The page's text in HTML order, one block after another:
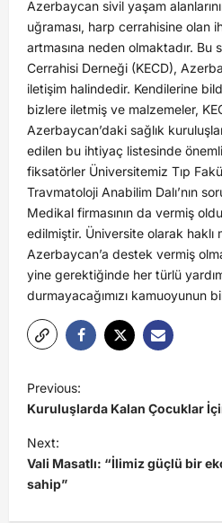
Azerbaycan sivil yaşam
uğraması, harp cerrahisine olan
artmasına neden olmaktadır. Bu
Cerrahisi Derneği (KECD),
iletişim halindedir. Kendilerine
bizlere iletmiş ve malzemeler,
Azerbaycan’daki sağlık
edilen bu ihtiyaç listesinde
fiksatörler Üniversitemiz Tıp
Travmatoloji Anabilim Dalı’nın
Medikal firmasının da vermiş
edilmiştir. Üniversite olarak haklı
Azerbaycan’a destek vermiş
yine gerektiğinde her türlü
durmayacağımızı kamuoyunun
Previous:
Kuruluşlarda Kalan Çocuklar
Next:
Vali Masatlı: “İlimiz güçlü bir
sahip”